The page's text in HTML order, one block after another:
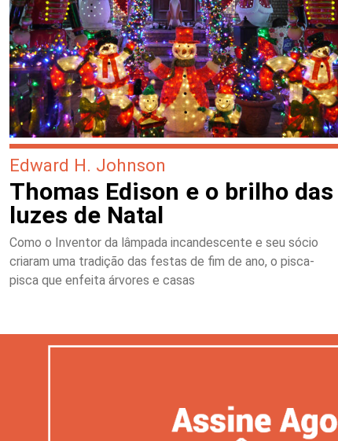
Edward H. Johnson
Thomas Edison e o brilho das
luzes de Natal
Como o Inventor da lâmpada incandescente e seu sócio
criaram uma tradição das festas de fim de ano, o pisca-
pisca que enfeita árvores e casas